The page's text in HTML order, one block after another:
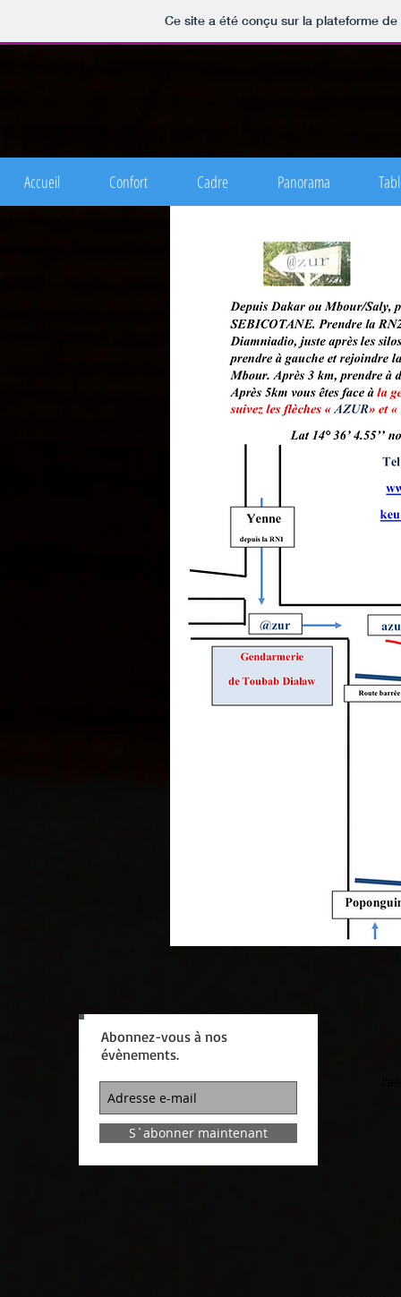
Ce site a été conçu sur la plateforme
Accueil Confort Cadre Panorama
Abonnez-vous à nos
évènements.
S`abonner maintenant